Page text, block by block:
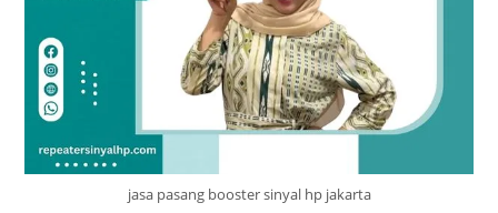
jasa pasang booster sinyal hp jakarta